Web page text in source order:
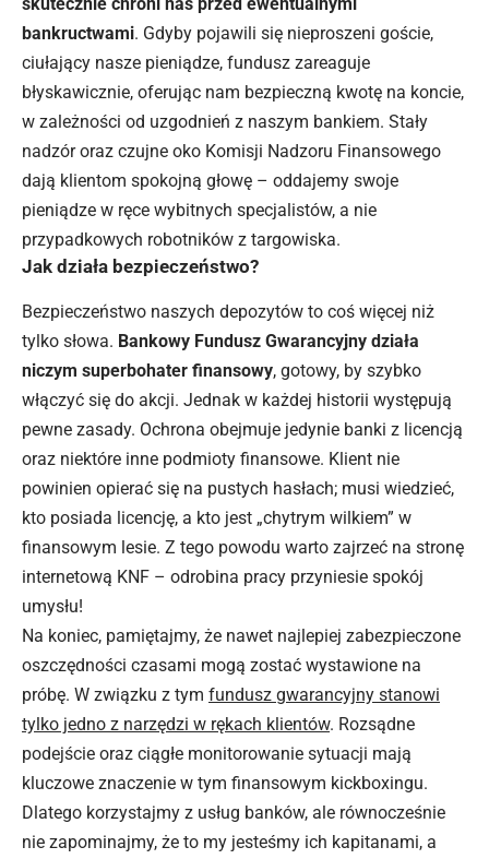
bankructwami. Gdyby pojawili się nieproszeni goście,
ciułający nasze pieniądze, fundusz zareaguje
błyskawicznie, oferując nam bezpieczną kwotę na koncie,
w zależności od uzgodnień z naszym bankiem. Stały
nadzór oraz czujne oko Komisji Nadzoru Finansowego
dają klientom spokojną głowę – oddajemy swoje
pieniądze w ręce wybitnych specjalistów, a nie
przypadkowych robotników z targowiska.
Jak działa bezpieczeństwo?
Bezpieczeństwo naszych depozytów to coś więcej niż
tylko słowa. Bankowy Fundusz Gwarancyjny działa
niczym superbohater finansowy, gotowy, by szybko
włączyć się do akcji. Jednak w każdej historii występują
pewne zasady. Ochrona obejmuje jedynie banki z licencją
oraz niektóre inne podmioty finansowe. Klient nie
powinien opierać się na pustych hasłach; musi wiedzieć,
kto posiada licencję, a kto jest „chytrym wilkiem” w
finansowym lesie. Z tego powodu warto zajrzeć na stronę
internetową KNF – odrobina pracy przyniesie spokój
umysłu!
Na koniec, pamiętajmy, że nawet najlepiej zabezpieczone
oszczędności czasami mogą zostać wystawione na
próbę. W związku z tym fundusz gwarancyjny stanowi
tylko jedno z narzędzi w rękach klientów. Rozsądne
podejście oraz ciągłe monitorowanie sytuacji mają
kluczowe znaczenie w tym finansowym kickboxingu.
Dlatego korzystajmy z usług banków, ale równocześnie
nie zapominajmy, że to my jesteśmy ich kapitanami, a